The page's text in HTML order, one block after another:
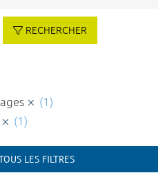
RECHERCHER
(1)
(1)
LES FILTRES